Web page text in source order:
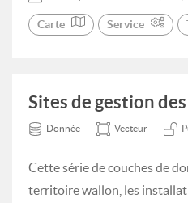
Carte Service
Sites de gestion
Donnée Vecteur
Cette série de couches de
territoire wallon, les